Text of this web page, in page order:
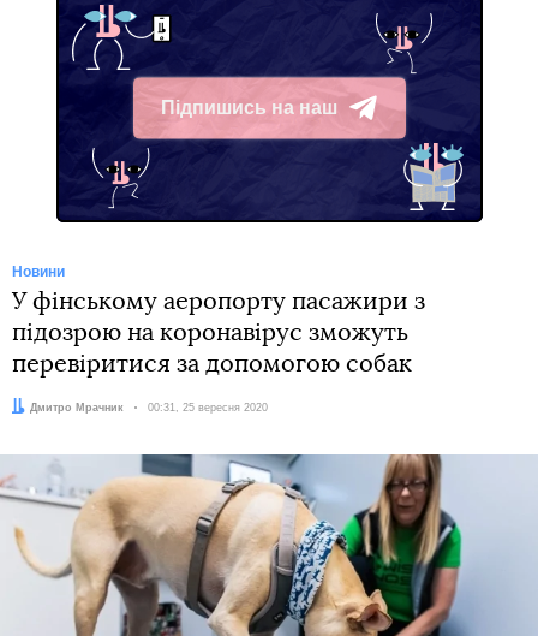
Підпишись на наш
Telegram
Новини
У фінському аеропорту пасажири з
підозрою на коронавірус зможуть
перевіритися за допомогою собак
Автор:
Дмитро Мрачник Дата:
00:31, 25 вересня 2020